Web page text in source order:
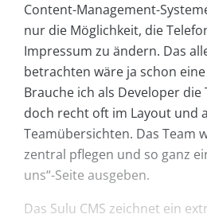
Content-Management-
nur die Möglichkeit, die
Impressum zu ändern. Das
betrachten wäre ja schon
Brauche ich als Developer
doch recht oft im Layout und
Teamübersichten. Das Team
zentral pflegen und so ganz
uns“-Seite ausgeben.
Das Sulu CMS zeichnet ein